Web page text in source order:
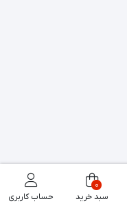
0
سبد خرید حساب کاربری